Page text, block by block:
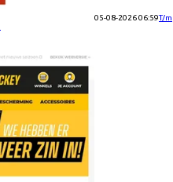
05-08-2026 06:59T/m